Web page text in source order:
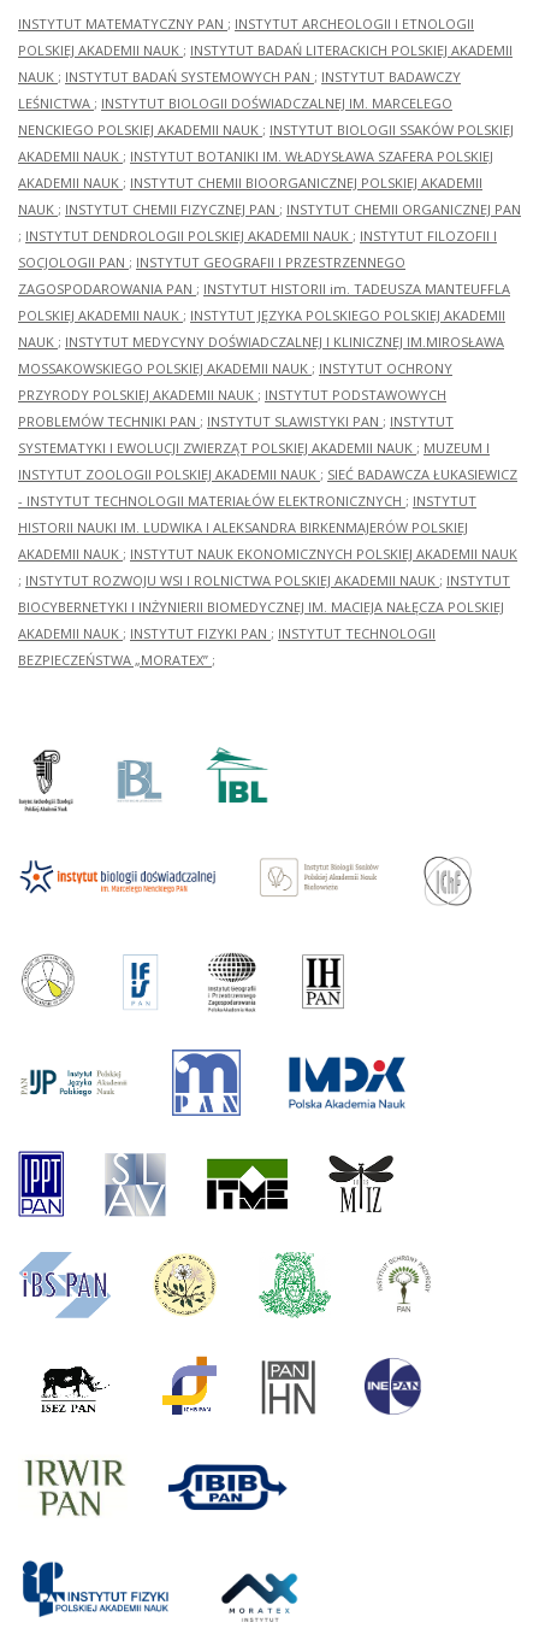
INSTYTUT MATEMATYCZNY PAN ; INSTYTUT ARCHEOLOGII I ETNOLOGII
POLSKIEJ AKADEMII NAUK ; INSTYTUT BADAŃ LITERACKICH POLSKIEJ AKADEMII
NAUK ; INSTYTUT BADAŃ SYSTEMOWYCH PAN ; INSTYTUT BADAWCZY
LEŚNICTWA ; INSTYTUT BIOLOGII DOŚWIADCZALNEJ IM. MARCELEGO
NENCKIEGO POLSKIEJ AKADEMII NAUK ; INSTYTUT BIOLOGII SSAKÓW POLSKIEJ
AKADEMII NAUK ; INSTYTUT BOTANIKI IM. WŁADYSŁAWA SZAFERA POLSKIEJ
AKADEMII NAUK ; INSTYTUT CHEMII BIOORGANICZNEJ POLSKIEJ AKADEMII
NAUK ; INSTYTUT CHEMII FIZYCZNEJ PAN ; INSTYTUT CHEMII ORGANICZNEJ PAN
; INSTYTUT DENDROLOGII POLSKIEJ AKADEMII NAUK ; INSTYTUT FILOZOFII I
SOCJOLOGII PAN ; INSTYTUT GEOGRAFII I PRZESTRZENNEGO
ZAGOSPODAROWANIA PAN ; INSTYTUT HISTORII im. TADEUSZA MANTEUFFLA
POLSKIEJ AKADEMII NAUK ; INSTYTUT JĘZYKA POLSKIEGO POLSKIEJ AKADEMII
NAUK ; INSTYTUT MEDYCYNY DOŚWIADCZALNEJ I KLINICZNEJ IM.MIROSŁAWA
MOSSAKOWSKIEGO POLSKIEJ AKADEMII NAUK ; INSTYTUT OCHRONY
PRZYRODY POLSKIEJ AKADEMII NAUK ; INSTYTUT PODSTAWOWYCH
PROBLEMÓW TECHNIKI PAN ; INSTYTUT SLAWISTYKI PAN ; INSTYTUT
SYSTEMATYKI I EWOLUCJI ZWIERZĄT POLSKIEJ AKADEMII NAUK ; MUZEUM I
INSTYTUT ZOOLOGII POLSKIEJ AKADEMII NAUK ; SIEĆ BADAWCZA ŁUKASIEWICZ
- INSTYTUT TECHNOLOGII MATERIAŁÓW ELEKTRONICZNYCH ; INSTYTUT
HISTORII NAUKI IM. LUDWIKA I ALEKSANDRA BIRKENMAJERÓW POLSKIEJ
AKADEMII NAUK ; INSTYTUT NAUK EKONOMICZNYCH POLSKIEJ AKADEMII NAUK
; INSTYTUT ROZWOJU WSI I ROLNICTWA POLSKIEJ AKADEMII NAUK ; INSTYTUT
BIOCYBERNETYKI I INŻYNIERII BIOMEDYCZNEJ IM. MACIEJA NAŁĘCZA POLSKIEJ
AKADEMII NAUK ; INSTYTUT FIZYKI PAN ; INSTYTUT TECHNOLOGII
BEZPIECZEŃSTWA „MORATEX” ;